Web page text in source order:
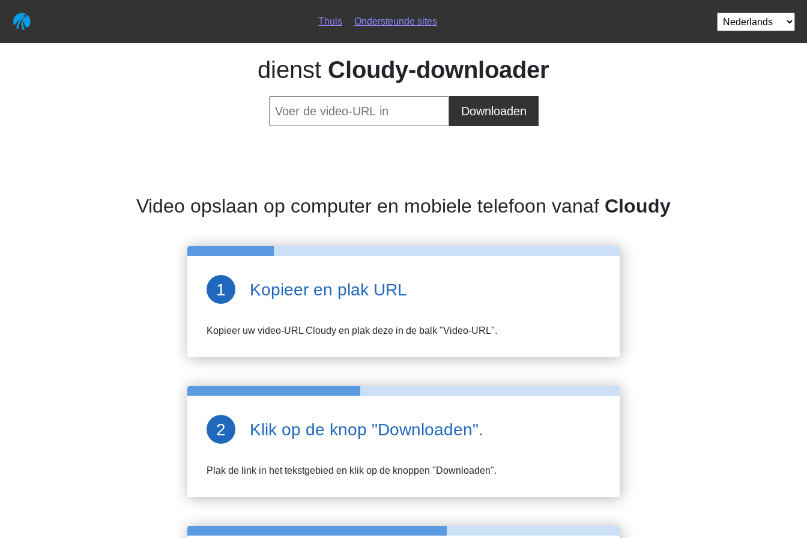
Thuis Ondersteunde sites
dienst Cloudy-downloader
Downloaden
Video opslaan op computer en mobiele telefoon vanaf Cloudy
Kopieer en plak URL
Kopieer uw video-URL Cloudy en plak deze in de balk "Video-URL".
Klik op de knop "Downloaden".
Plak de link in het tekstgebied en klik op de knoppen "Downloaden".